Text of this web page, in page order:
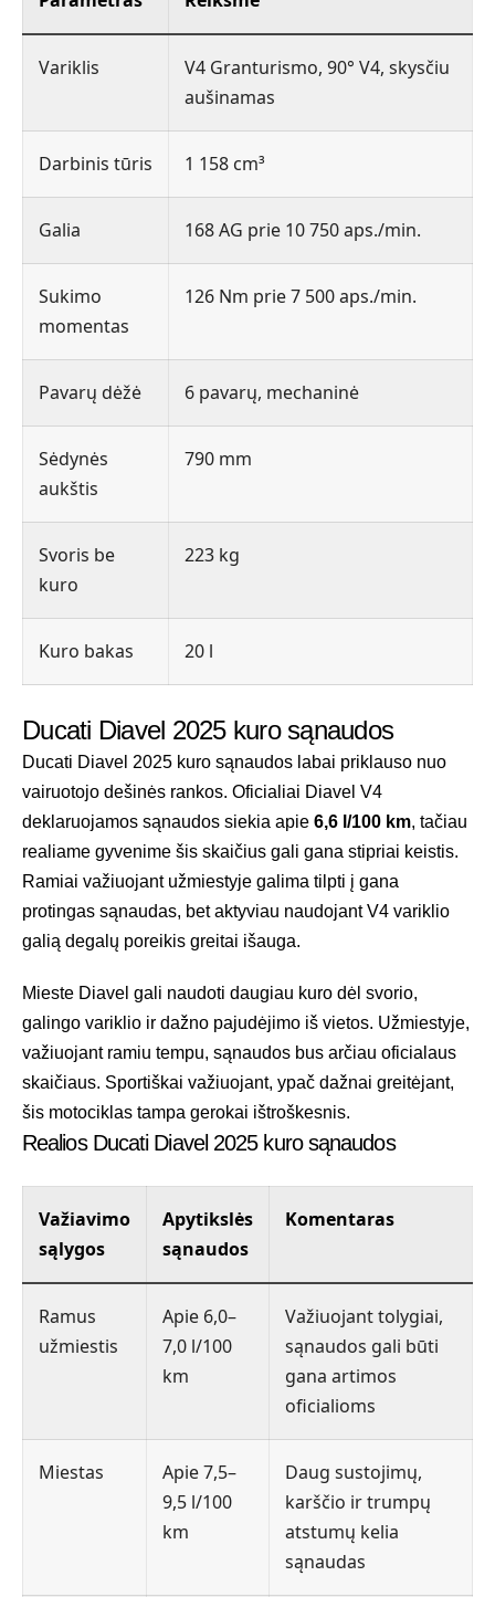
Variklis
V4 Granturismo, 90° V4, skysčiu
aušinamas
Darbinis tūris 1 158 cm³
Galia 168 AG prie 10 750 aps./min.
Sukimo
momentas
126 Nm prie 7 500 aps./min.
Pavarų dėžė 6 pavarų, mechaninė
Sėdynės
aukštis
790 mm
Svoris be
kuro
223 kg
Kuro bakas 20 l
Ducati Diavel 2025 kuro sąnaudos
Ducati Diavel 2025 kuro sąnaudos labai priklauso nuo
vairuotojo dešinės rankos. Oficialiai Diavel V4
deklaruojamos sąnaudos siekia apie 6,6 l/100 km, tačiau
realiame gyvenime šis skaičius gali gana stipriai keistis.
Ramiai važiuojant užmiestyje galima tilpti į gana
protingas sąnaudas, bet aktyviau naudojant V4 variklio
galią degalų poreikis greitai išauga.
Mieste Diavel gali naudoti daugiau kuro dėl svorio,
galingo variklio ir dažno pajudėjimo iš vietos. Užmiestyje,
važiuojant ramiu tempu, sąnaudos bus arčiau oficialaus
skaičiaus. Sportiškai važiuojant, ypač dažnai greitėjant,
šis motociklas tampa gerokai ištroškesnis.
Realios Ducati Diavel 2025 kuro sąnaudos
Važiavimo
sąlygos
Apytikslės
sąnaudos
Komentaras
Ramus
užmiestis
Apie 6,0–
7,0 l/100
km
Važiuojant tolygiai,
sąnaudos gali būti
gana artimos
oficialioms
Miestas
Apie 7,5–
9,5 l/100
km
Daug sustojimų,
karščio ir trumpų
atstumų kelia
sąnaudas